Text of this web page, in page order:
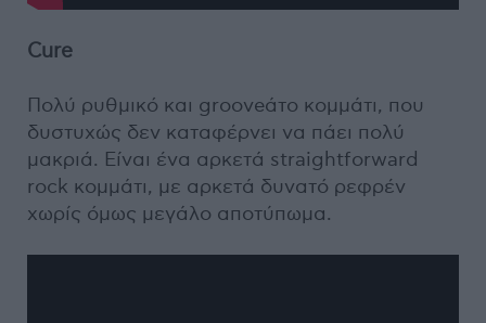
Cure
Πολύ ρυθμικό και grooveάτο κομμάτι, που
δυστυχώς δεν καταφέρνει να πάει πολύ
μακριά. Είναι ένα αρκετά straightforward
rock κομμάτι, με αρκετά δυνατό ρεφρέν
χωρίς όμως μεγάλο αποτύπωμα.